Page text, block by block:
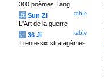
300 poèmes Tang
table
兵 Sun Zi
L'Art de la guerre
table
计 36 Ji
Trente-six stratagèmes